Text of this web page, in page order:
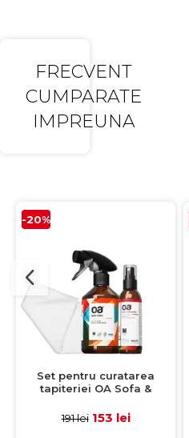
FRECVENT
CUMPARATE
IMPREUNA
-20%
Set pentru curatarea
tapiteriei OA Sofa &
Laveta din microfibra
191 lei 153 lei